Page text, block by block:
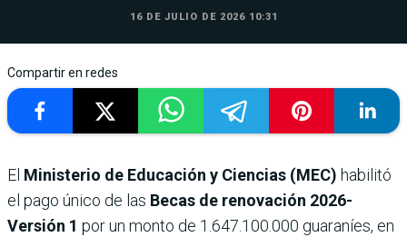
16 DE JULIO DE 2026 10:31
Compartir en redes
El Ministerio de Educación y Ciencias (MEC) habilitó
el pago único de las Becas de renovación 2026-
Versión 1 por un monto de 1.647.100.000 guaraníes, en